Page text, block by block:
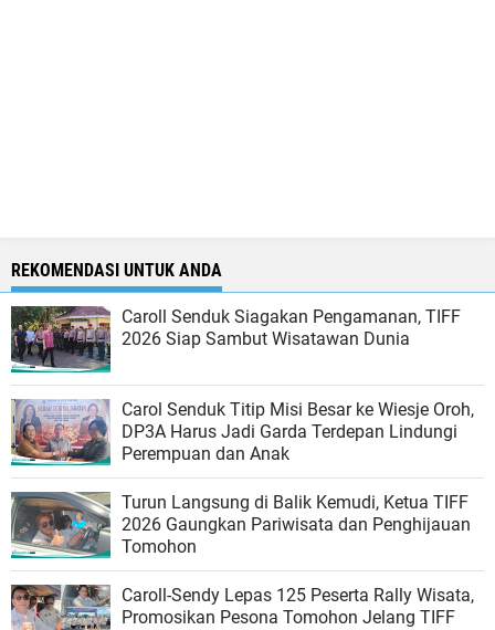
REKOMENDASI UNTUK ANDA
Caroll Senduk Siagakan Pengamanan, TIFF
2026 Siap Sambut Wisatawan Dunia
Carol Senduk Titip Misi Besar ke Wiesje Oroh,
DP3A Harus Jadi Garda Terdepan Lindungi
Perempuan dan Anak
Turun Langsung di Balik Kemudi, Ketua TIFF
2026 Gaungkan Pariwisata dan Penghijauan
Tomohon
Caroll-Sendy Lepas 125 Peserta Rally Wisata,
Promosikan Pesona Tomohon Jelang TIFF